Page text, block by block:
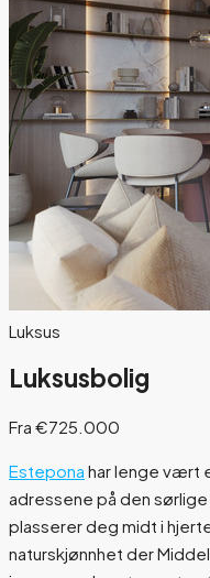
Luksus
Luksusbolig
Fra €725.000
Estepona har lenge vært
adressene på den
plasserer deg midt i
naturskjønnhet der